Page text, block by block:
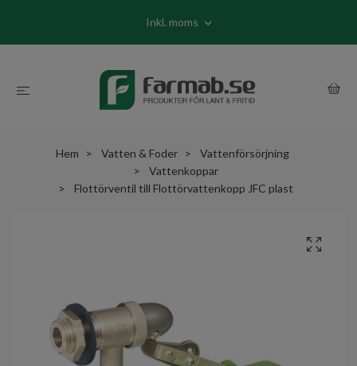
Inkl. moms
Hem Vatten & Foder
Vattenförsörjning
Vattenkoppar
Flottörventil till Flottörvattenkopp JFC plast